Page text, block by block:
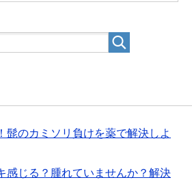
髭のカミソリ負けを薬で解決しよ
感じる？腫れていませんか？解決